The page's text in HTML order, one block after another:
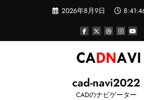
ツ
2026年8月9日
cad-navi2022
CADのナビゲーター